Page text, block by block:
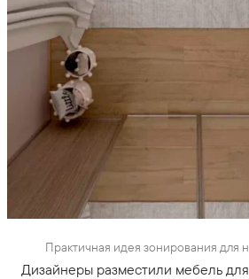
Практичная идея зонирования для
Дизайнеры разместили мебель